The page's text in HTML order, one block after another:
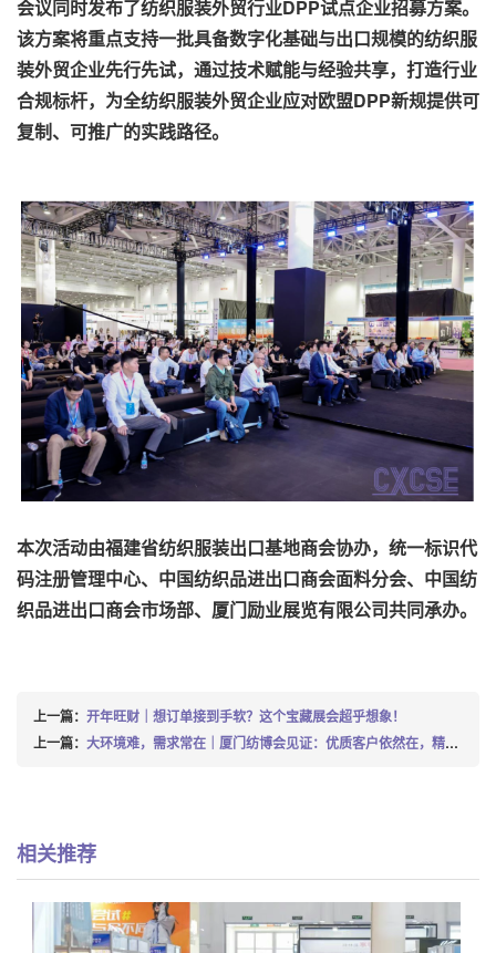
会议同时发布了纺织服装外贸行业DPP试点企业招募方案。
该方案将重点支持一批具备数字化基础与出口规模的纺织服
装外贸企业先行先试，通过技术赋能与经验共享，打造行业
合规标杆，为全纺织服装外贸企业应对欧盟DPP新规提供可
复制、可推广的实践路径。
本次活动由福建省纺织服装出口基地商会协办，统一标识代
码注册管理中心、中国纺织品进出口商会面料分会、中国纺
织品进出口商会市场部、厦门励业展览有限公司共同承办。
上一篇： 开年旺财｜想订单接到手软？这个宝藏展会超乎想象！
上一篇： 大环境难，需求常在｜厦门纺博会见证：优质客户依然在，精准对接
相关推荐